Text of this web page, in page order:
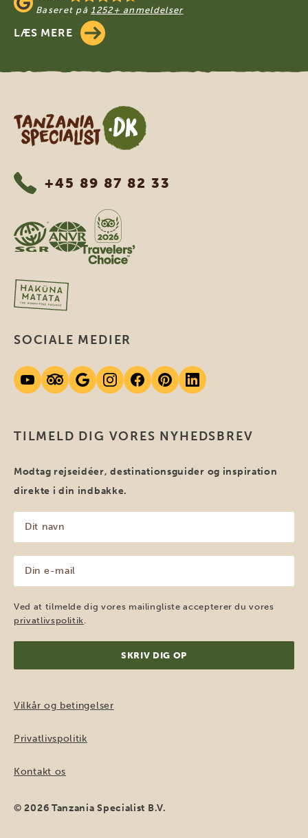
Baseret på1252+ anmeldelser
LÆS MERE
Tanzania Specialist
+45 89 87 82 33
TILMELD DIG VORES NYHEDSBREV
Modtag rejseidéer, destinationsguider og inspiration
direkte i din indbakke.
navn
(Påkrævet)
mail
(Påkrævet)
Ved at tilmelde dig vores mailingliste accepterer du vores
privatlivspolitik
SOCIALE MEDIER
Vilkår og betingelser
Privatlivspolitik
Kontakt os
© 2026 Tanzania Specialist B.V.